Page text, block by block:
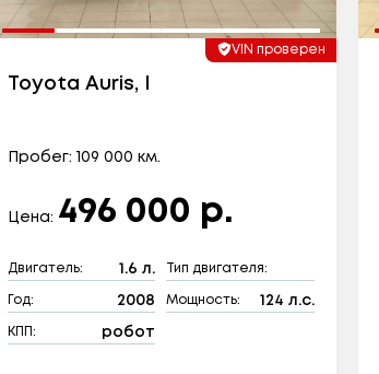
VIN проверен
Toyota Auris, I
Пробег: 109 000 км.
Цена: 496 000 р.
Двигатель: 1.6 л. Тип двигателя:
Год: 2008 Мощность: 124 л.с.
КПП: робот